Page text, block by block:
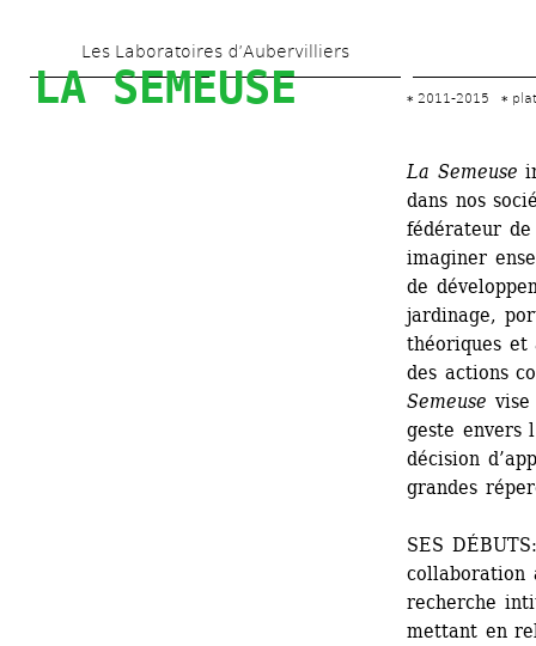
au
contenu
Les Laboratoires d’Aubervilliers
LA SEMEUSE 2011-2015
La Semeuse
dans nos
fédérateur
imaginer
de
jardinage,
théoriques
des actions
Semeuse
geste envers
décision
grandes
SES
collaboration
recherche
mettant en